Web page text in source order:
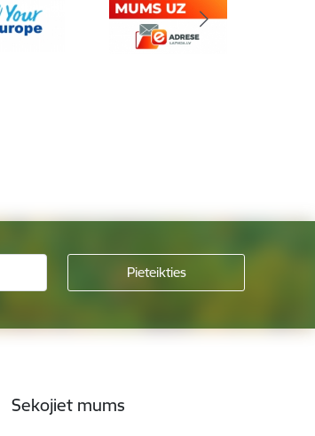
Sekojiet mums